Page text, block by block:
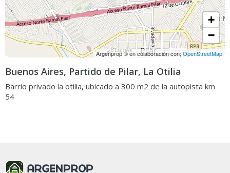
+
−
Argenprop © en colaboración con;OpenStreetMap
Buenos Aires, Partido de Pilar, La Otilia
Barrio privado la otilia, ubicado a 300 m2 de la autopista km
54